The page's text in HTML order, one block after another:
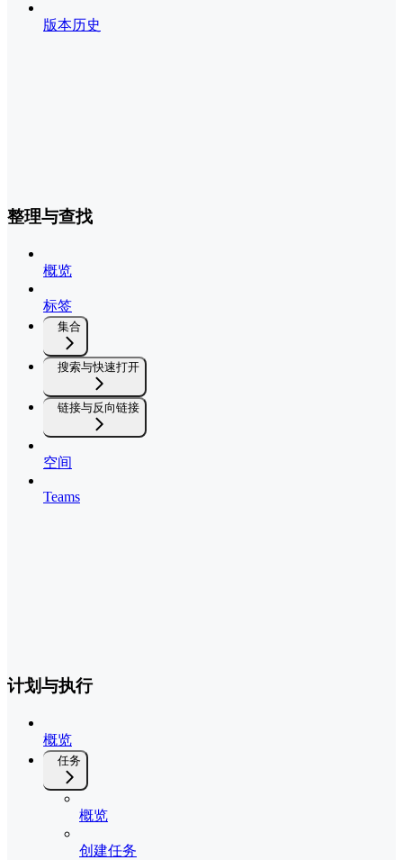
版本历史
整理与查找
概览
标签
集合
搜索与快速打开
链接与反向链接
空间
Teams
计划与执行
概览
任务
概览
创建任务